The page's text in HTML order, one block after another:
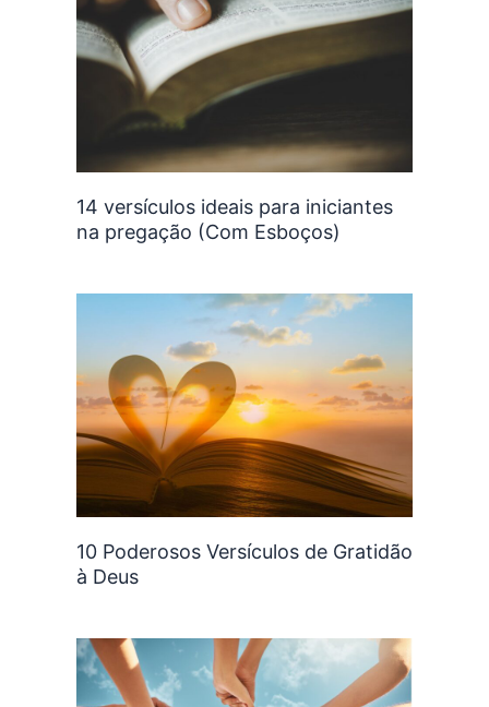
14 versículos ideais para iniciantes
na pregação (Com Esboços)
10 Poderosos Versículos de Gratidão
à Deus